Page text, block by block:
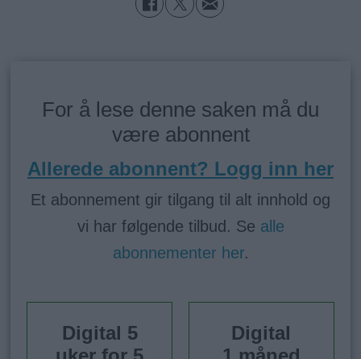
For å lese denne saken må du
være abonnent
Allerede abonnent? Logg inn her
Et abonnement gir tilgang til alt innhold og
vi har følgende tilbud. Se alle
abonnementer her.
Digital 5
Digital